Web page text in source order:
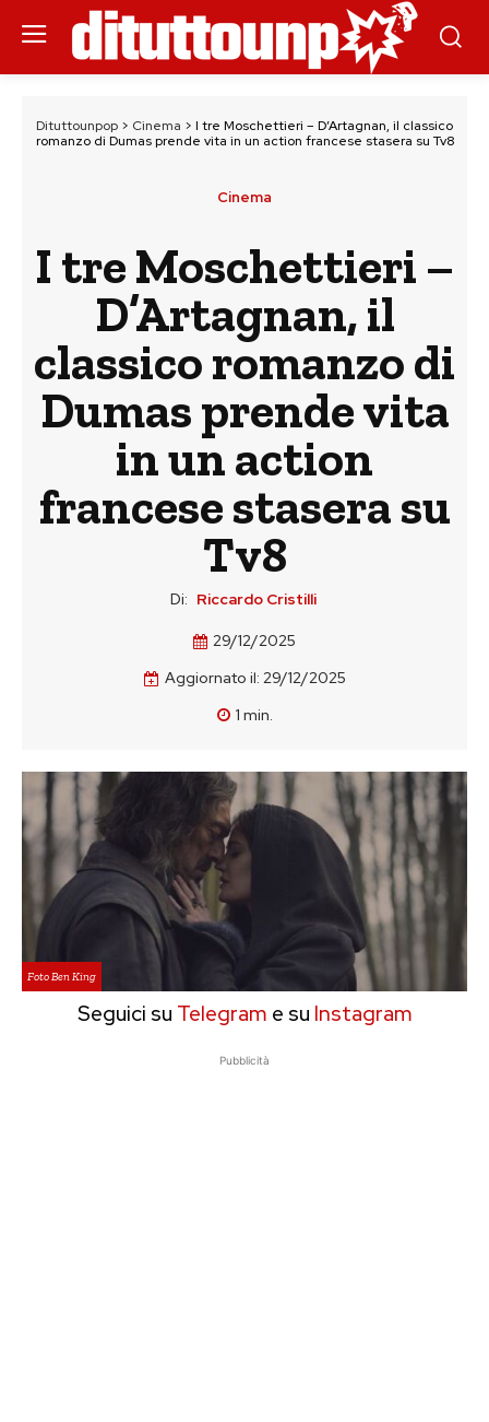
Dituttounpop > Cinema > I tre Moschettieri – D’Artagnan, il classico
romanzo di Dumas prende vita in un action francese stasera su Tv8
Cinema
I tre Moschettieri –
D’Artagnan, il
classico romanzo di
Dumas prende vita
in un action
francese stasera su
Tv8
Di: Riccardo Cristilli
29/12/2025
Aggiornato il: 29/12/2025
1 min.
Foto Ben King
Seguici su Telegram e su Instagram
Pubblicità